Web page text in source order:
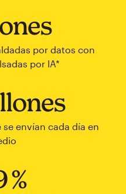
por datos con
por IA*
envían cada día en
%